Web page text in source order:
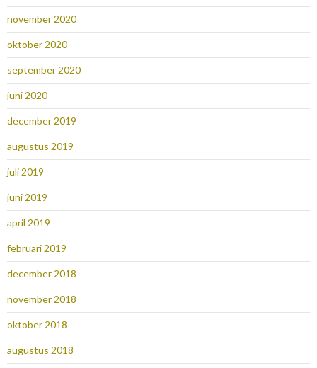
november 2020
oktober 2020
september 2020
juni 2020
december 2019
augustus 2019
juli 2019
juni 2019
april 2019
februari 2019
december 2018
november 2018
oktober 2018
augustus 2018